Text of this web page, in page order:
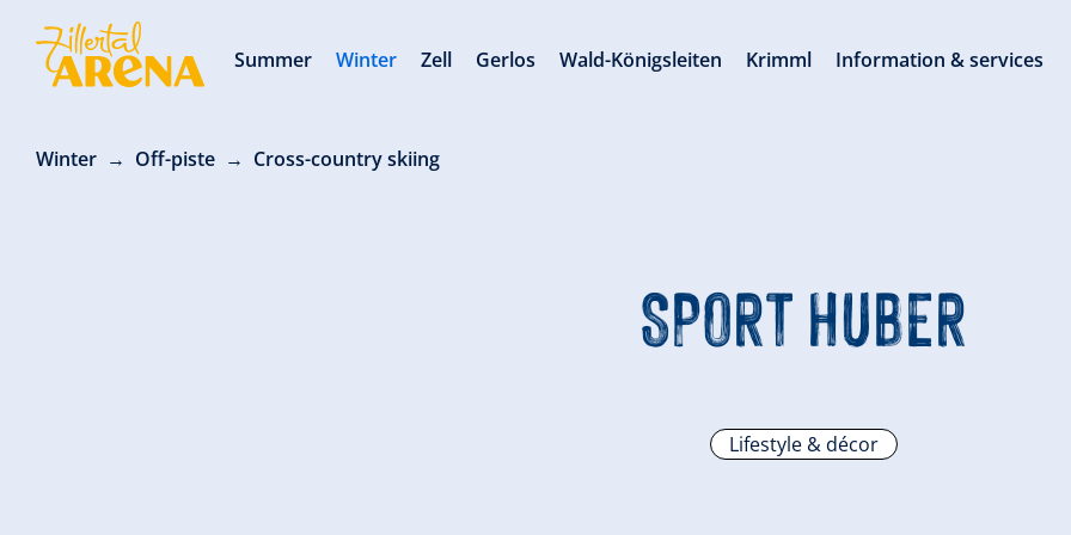
Winter Off-piste Cross-country skiing
SPORT HUBER
Lifestyle & décor
Summer Winter Zell Gerlos Wald-Königsleiten Krimml Information & services